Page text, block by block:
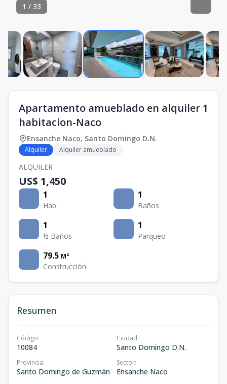
1 / 33
Apartamento amueblado en alquiler 1
habitacion-Naco
Ensanche Naco, Santo Domingo D.N.
Alquiler Alquiler amueblado
ALQUILER
US$ 1,450
1
Hab.
1
Baños
1
½ Baños
1
Parqueo
79.5 M²
Construcción
Resumen
Código:
10084
Ciudad:
Santo Domingo D.N.
Provincia:
Santo Domingo de Guzmán
Sector:
Ensanche Naco